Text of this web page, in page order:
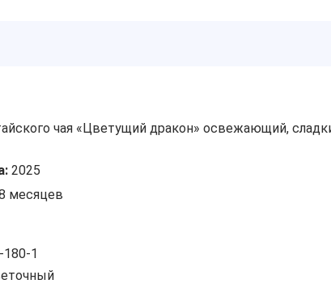
чая «Цветущий дракон» освежающий,
2025
месяцев
180-1